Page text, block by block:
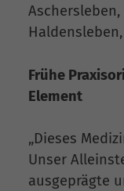
Frühe
Element
„Dieses
Unser
ausgeprägte